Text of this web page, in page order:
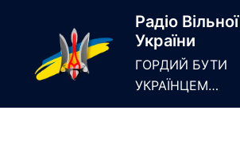
Радіо Вільної
України
ГОРДИЙ БУТИ
УКРАЇНЦЕМ…